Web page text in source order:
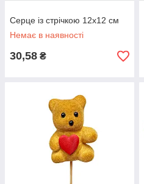
Серце із стрічкою 12х12 см
Немає в наявності
30,58 ₴